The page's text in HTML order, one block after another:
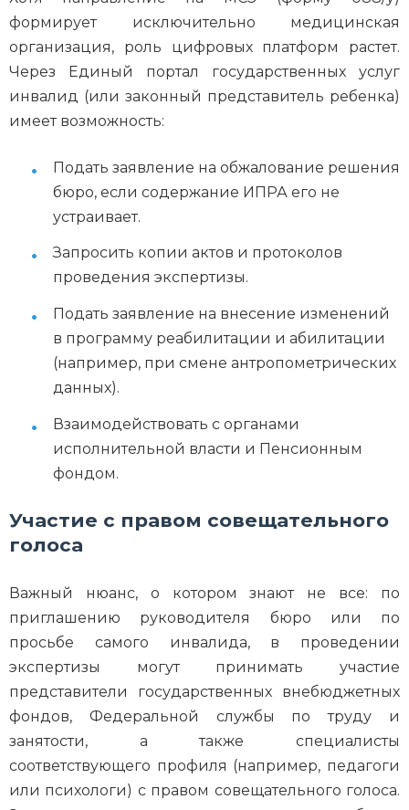
формирует исключительно медицинская
организация, роль цифровых платформ растет.
Через Единый портал государственных услуг
инвалид (или законный представитель ребенка)
имеет возможность:
Подать заявление на обжалование решения
бюро, если содержание ИПРА его не
устраивает.
Запросить копии актов и протоколов
проведения экспертизы.
Подать заявление на внесение изменений
в программу реабилитации и абилитации
(например, при смене антропометрических
данных).
Взаимодействовать с органами
исполнительной власти и Пенсионным
фондом.
Участие с правом совещательного
голоса
Важный нюанс, о котором знают не все: по
приглашению руководителя бюро или по
просьбе самого инвалида, в проведении
экспертизы могут принимать участие
представители государственных внебюджетных
фондов, Федеральной службы по труду и
занятости, а также специалисты
соответствующего профиля (например, педагоги
или психологи) с правом совещательного голоса.